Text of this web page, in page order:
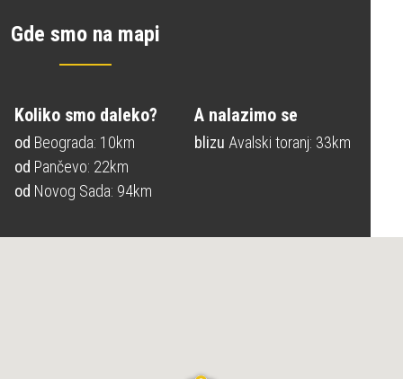
Gde smo na mapi
Koliko smo daleko?
od Beograda: 10km
od Pančevo: 22km
od Novog Sada: 94km
A nalazimo se
blizu Avalski toranj: 33km